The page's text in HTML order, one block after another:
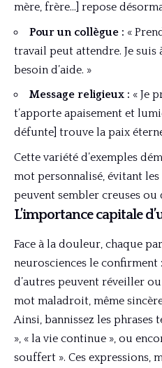
mère, frère…] repose
Pour un collègue : «
travail peut attendre. Je
besoin d’aide. »
Message religieux : « Je
t’apporte apaisement et
défunte] trouve la paix
Cette variété d’exemples
mot personnalisé, évitant
peuvent sembler creuses ou
L’importance capitale
Face à la douleur, chaque
neurosciences le confirment
d’autres peuvent réveiller
mot maladroit, même
Ainsi, bannissez les
», « la vie continue », ou
souffert ». Ces expressions,